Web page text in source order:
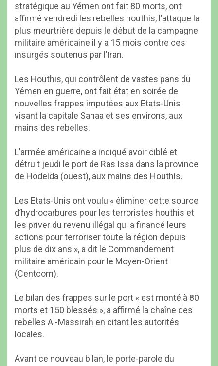
stratégique au Yémen ont fait 80 morts, ont
affirmé vendredi les rebelles houthis, l’attaque la
plus meurtrière depuis le début de la campagne
militaire américaine il y a 15 mois contre ces
insurgés soutenus par l’Iran.
Les Houthis, qui contrôlent de vastes pans du
Yémen en guerre, ont fait état en soirée de
nouvelles frappes imputées aux Etats-Unis
visant la capitale Sanaa et ses environs, aux
mains des rebelles.
L’armée américaine a indiqué avoir ciblé et
détruit jeudi le port de Ras Issa dans la province
de Hodeida (ouest), aux mains des Houthis.
Les Etats-Unis ont voulu « éliminer cette source
d’hydrocarbures pour les terroristes houthis et
les priver du revenu illégal qui a financé leurs
actions pour terroriser toute la région depuis
plus de dix ans », a dit le Commandement
militaire américain pour le Moyen-Orient
(Centcom).
Le bilan des frappes sur le port « est monté à 80
morts et 150 blessés », a affirmé la chaîne des
rebelles Al-Massirah en citant les autorités
locales.
Avant ce nouveau bilan, le porte-parole du